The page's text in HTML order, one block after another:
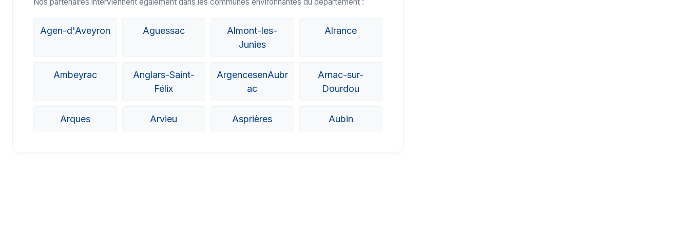
Agen-d'Aveyron Aguessac
Almont-les-
Junies
Alrance
Ambeyrac
Anglars-Saint-
Félix
ArgencesenAubr
ac
Arnac-sur-
Dourdou
Arques Arvieu Asprières Aubin